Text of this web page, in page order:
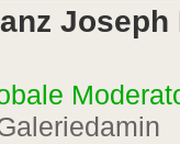
Joseph